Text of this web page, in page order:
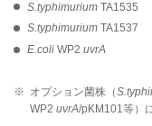
S.typhimurium TA1535
S.typhimurium TA1537
E.coli WP2 uvrA
※ オプション菌株（
WP2 uvrA/pKM101等）